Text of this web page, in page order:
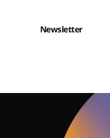
Newsletter